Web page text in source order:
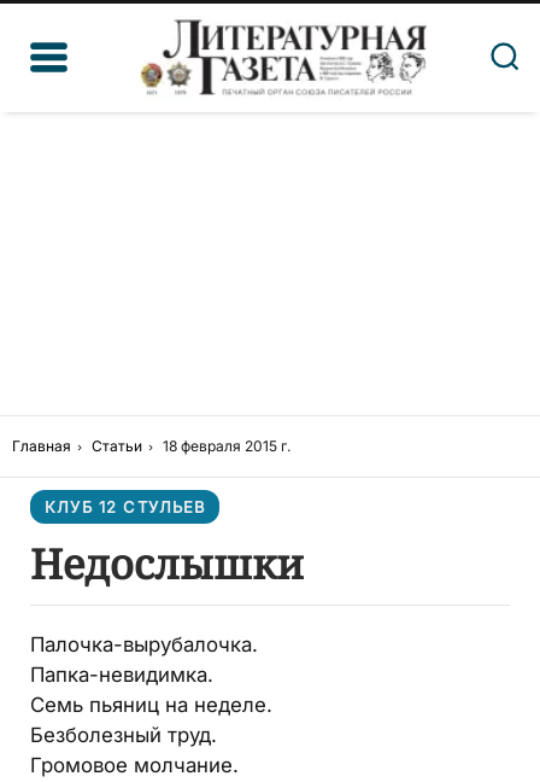
Главная Статьи 18 февраля 2015 г.
КЛУБ 12 СТУЛЬЕВ
Недослышки
Палочка-вырубалочка.
Папка-невидимка.
Семь пьяниц на неделе.
Безболезный труд.
Громовое молчание.